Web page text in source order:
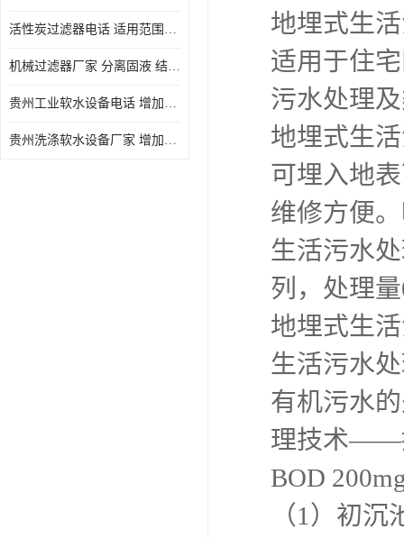
活性炭过滤器电话 适用范围广 防止水垢和堵塞
机械过滤器厂家 分离固液 结构简单
贵州工业软水设备电话 增加清洁效果 使水更加清澈 干净
贵州洗涤软水设备厂家 增加清洁效果 减少维修和更换的成本
地埋式生
适用于住
污水处理
地埋式生
可埋入地
维修方便
生活污水
列，处理
地埋式生
生活污水
有机污水
理技术——
BOD
（1）初